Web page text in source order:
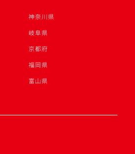
神奈川県
岐阜県
京都府
福岡県
富山県